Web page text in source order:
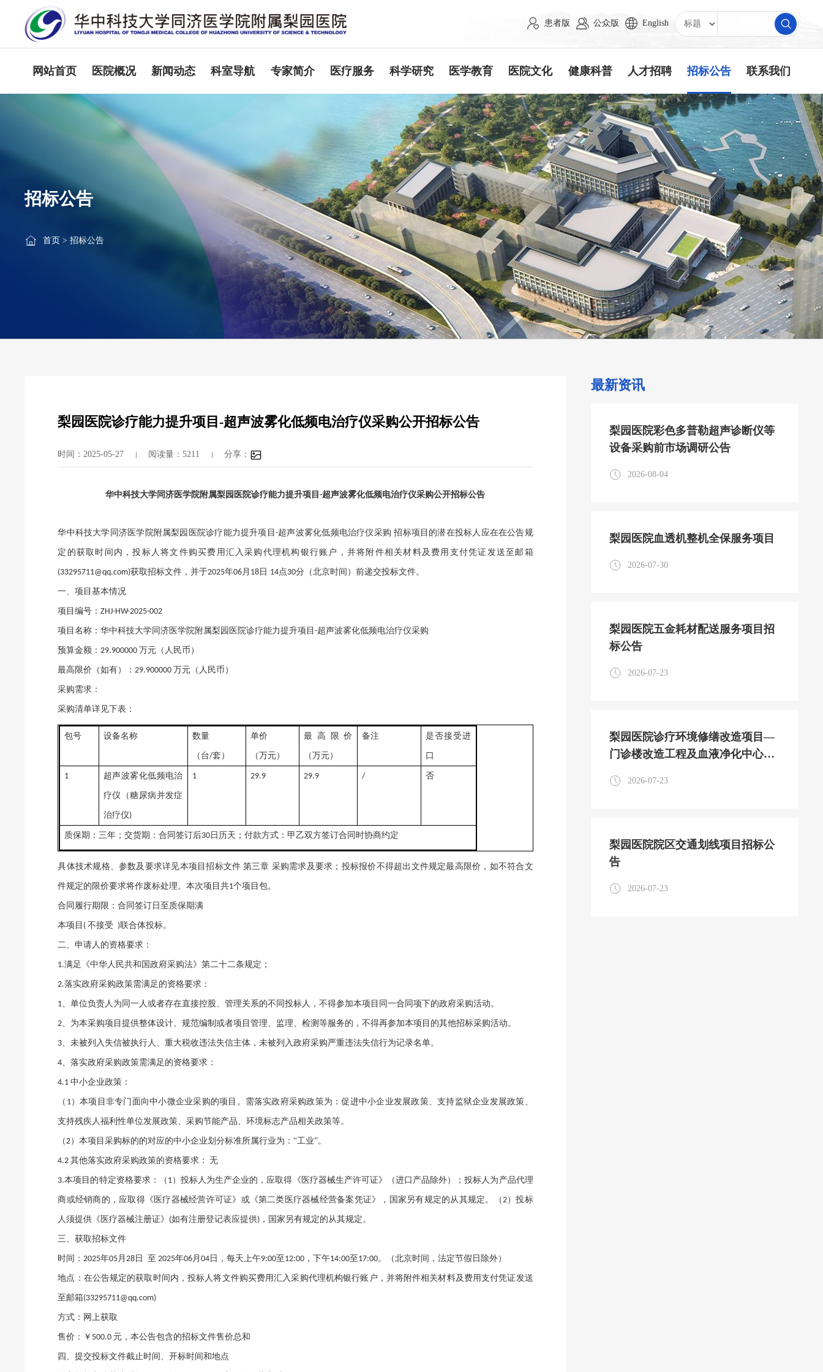
患者版 公众版 English
网站首页 医院概况 新闻动态 科室导航 专家简介 医疗服务 科学研究 医学教育 医院文化 健康科普 人才招聘 招标公告 联系我们
招标公告
首页 >招标公告
梨园医院诊疗能力提升项目-超声波雾化低频电治疗仪采购公开招标公告
时间：2025-05-27 阅读量：5211 分享：
华中科技大学同济医学院附属梨园医院诊疗能力提升项目-超声波雾化低频电治疗仪采购公开招标公告
华中科技大学同济医学院附属梨园医院诊疗能力提升项目 -超声波雾化低频电治疗仪采购 招标项目的潜在投标人应在在公告规
定的获取时间内，投标人将文件购买费用汇入采购代理机构银行账户，并将附件相关材料及费用支付凭证发送至邮箱
(33295711@qq.com)获取招标文件，并于2025年06 月 18 日 14点30分（北京时间）前递交投标文件。
一、项目基本情况
项目编号：ZHJ-HW-2025-002
项目名称：华中科技大学同济医学院附属梨园医院诊疗能力提升项目-超声波雾化低频电治疗仪采购
预算金额： 29.900000 万元（人民币）
最高限价（如有）： 29.900000 万元（人民币）
采购需求：
采购清单详见下表：
包号 设备名称 数量
（台/套）
单价
（万元）
最高限价
（万元）
备注 是否接受进
口
1 超声波雾化低频电治
疗仪（糖尿病并发症
治疗仪)
1 29.9 29.9 / 否
质保期：三年；交货期：合同签订后30日历天；付款方式：甲乙双方签订合同时协商约定
具体技术规格、参数及要求详见本项目招标文件 第三章 采购需求及要求；投标报价不得超出文件规定最高限价，如不符合文
件规定的限价要求将作废标处理。本次项目共1个项目包。
合同履行期限：合同签订日至质保期满
本项目 (不接受 )联合体投标。
二、申请人的资格要求：
1.满足《中华人民共和国政府采购法》第二十二条规定；
2.落实政府采购政策需满足的资格要求：
1、单位负责人为同一人或者存在直接控股、管理关系的不同投标人，不得参加本项目同一合同项下的政府采购活动。
2、为本采购项目提供整体设计、规范编制或者项目管理、监理、检测等服务的，不得再参加本项目的其他招标采购活动。
3、未被列入失信被执行人、重大税收违法失信主体，未被列入政府采购严重违法失信行为记录名单。
4、落实政府采购政策需满足的资格要求：
4.1中小企业政策：
（ 1）本项目非专门面向中小微企业采购的项目。需落实政府采购政策为：促进中小企业发展政策、支持监狱企业发展政策、
支持残疾人福利性单位发展政策、采购节能产品、环境标志产品相关政策等。
（2）本项目采购标的的对应的中小企业划分标准所属行业为：“工业”。
4.2其他落实政府采购政策的资格要求： 无
3.本项目的特定资格要求：（ 1）投标人为生产企业的，应取得《医疗器械生产许可证》（进口产品除外）；投标人为产品代理
商或经销商的，应取得《医疗器械经营许可证》或《第二类医疗器械经营备案凭证》，国家另有规定的从其规定。（2）投标
人须提供《医疗器械注册证》 (如有注册登记表应提供) ，国家另有规定的从其规定。
三、获取招标文件
时间：2025年05月28 日 至 2025年06月04 日，每天上午9:00至 12:00 ，下午14:00至 17:00。（北京时间，法定节假日除外）
地点：在公告规定的获取时间内，投标人将文件购买费用汇入采购代理机构银行账户，并将附件相关材料及费用支付凭证发送
至邮箱(33295711@qq.com)
方式：网上获取
售价：￥ 500.0 元，本公告包含的招标文件售价总和
四、提交投标文件截止时间、开标时间和地点
最新资讯
梨园医院彩色多普勒超声诊断仪等
设备采购前市场调研公告
2026-08-04
梨园医院血透机整机全保服务项目
2026-07-30
梨园医院五金耗材配送服务项目招
标公告
2026-07-23
梨园医院诊疗环境修缮改造项目—
门诊楼改造工程及血液净化中心改
2026-07-23
梨园医院院区交通划线项目招标公
告
2026-07-23